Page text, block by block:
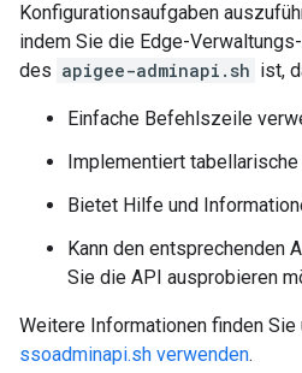
Konfigurationsaufgaben
indem Sie die Edge-
des apigee-adminapi.sh ist,
Einfache Befehlszeile
Implementiert
Bietet Hilfe und
Kann den entsprechenden
Sie die API ausprobieren
Weitere Informationen finden Sie
ssoadminapi.sh verwenden.